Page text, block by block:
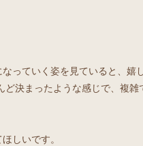
っていく姿を見ていると、嬉
決まったような感じで、複雑
しいです。